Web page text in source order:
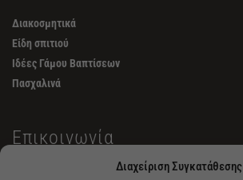
Διαχείριση Συγκατάθεσης
Διακοσμητικά
Είδη σπιτιού
Ιδέες Γάμου Βαπτίσεων
Πασχαλινά
Επικοινωνία